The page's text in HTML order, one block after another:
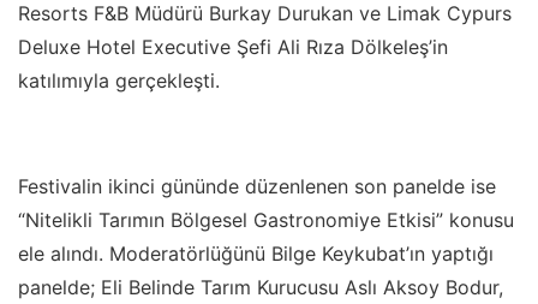
Resorts F&B Müdürü Burkay Durukan ve Limak Cypurs
Deluxe Hotel Executive Şefi Ali Rıza Dölkeleş’in
katılımıyla gerçekleşti.
Festivalin ikinci gününde düzenlenen son panelde ise
“Nitelikli Tarımın Bölgesel Gastronomiye Etkisi” konusu
ele alındı. Moderatörlüğünü Bilge Keykubat’ın yaptığı
panelde; Eli Belinde Tarım Kurucusu Aslı Aksoy Bodur,